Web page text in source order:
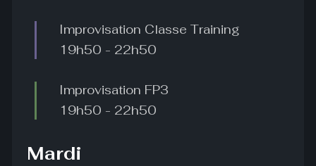
Improvisation Classe Training
19h50 - 22h50
Improvisation FP3
19h50 - 22h50
Mardi